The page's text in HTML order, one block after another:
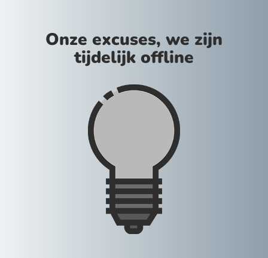
Onze excuses, we zijn
tijdelijk offline